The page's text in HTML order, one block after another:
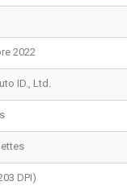
2022
ID., Ltd.
DPI)